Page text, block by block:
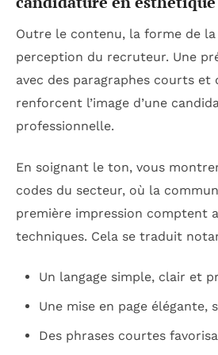
Outre le contenu, la forme de
perception du recruteur. Une
avec des paragraphes courts
renforcent l’image d’une
professionnelle.
En soignant le ton, vous
codes du secteur, où la
première impression comptent
techniques. Cela se traduit
Un langage simple, clair et
Une mise en page élégante,
Des phrases courtes